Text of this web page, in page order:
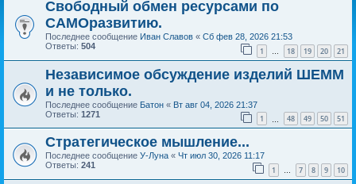
Свободный обмен ресурсами по
САМОразвитию.
Последнее сообщение Иван Славов « Сб фев 28, 2026 21:53
Ответы: 504 1 … 18 19 20 21
Независимое обсуждение изделий ШЕММ
и не только.
Последнее сообщение Батон « Вт авг 04, 2026 21:37
Ответы: 1271 1 48 49 50 51
Стратегическое мышление...
Последнее сообщение У-Луна « Чт июл 30, 2026 11:17
Ответы: 241 1 … 7 8 9 10